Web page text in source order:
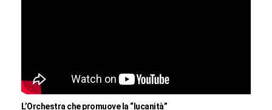
L’Orchestra che promuove la “lucanità”